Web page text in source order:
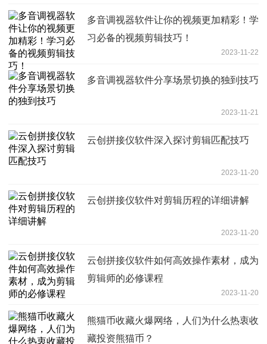
多音调视器软件让你的视频更加精彩！学
习必备的视频剪辑技巧！
2023-11-22
多音调视器软件分享场景切换的独到技巧
2023-11-21
云创拼接仪软件深入探讨剪辑匹配技巧
2023-11-20
云创拼接仪软件对剪辑历程的详细讲解
2023-11-20
云创拼接仪软件如何高效操作素材，成为
剪辑师的必修课程
2023-11-20
熊猫币收藏火爆网络，人们为什么热衷收
藏投资熊猫币？